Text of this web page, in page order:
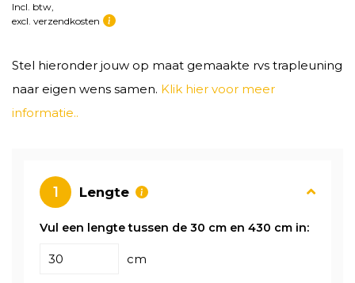
Incl. btw,
excl. verzendkosten
Stel hieronder jouw op maat gemaakte rvs trapleuning
naar eigen wens samen. Klik hier voor meer
informatie..
1 Lengte
Vul een lengte tussen de 30 cm en 430 cm in:
cm